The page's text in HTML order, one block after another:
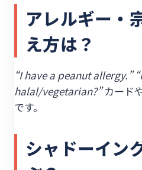
アレルギー・
え方は？
“I have a peanut allergy.”
halal/vegetarian?”カード
です。
シャドーイン